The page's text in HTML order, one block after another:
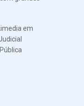
em